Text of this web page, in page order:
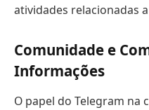
atividades relacionadas
Comunidade e
Informações
O papel do Telegram na